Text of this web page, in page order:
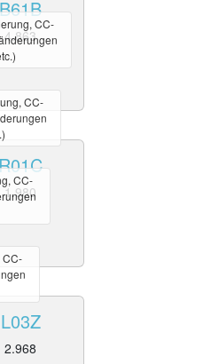
B61B
4.863
1.980
L03Z
2.968
CC-
CC-
CC-
CC-